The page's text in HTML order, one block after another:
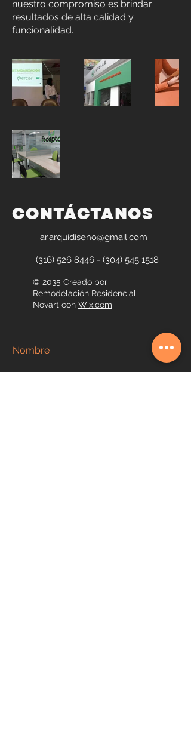
nuestro compromiso es brindar
resultados de alta calidad y
funcionalidad.
CONTÁCTANOS
ar.arquidiseno@gmail.com
(316) 526 8446 - (304) 545 1518
© 2035 Creado por
Remodelación Residencial
Novart con Wix.com
Nombre